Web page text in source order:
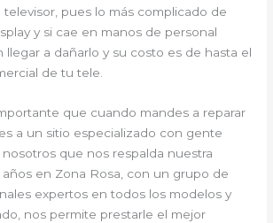
televisor, pues lo más complicado de
y si cae en manos de personal
a dañarlo y su costo es de hasta el
de tu tele.
que cuando mandes a reparar
a un sitio especializado con gente
que nos respalda nuestra
años en Zona Rosa, con un grupo de
expertos en todos los modelos y
nos permite prestarle el mejor